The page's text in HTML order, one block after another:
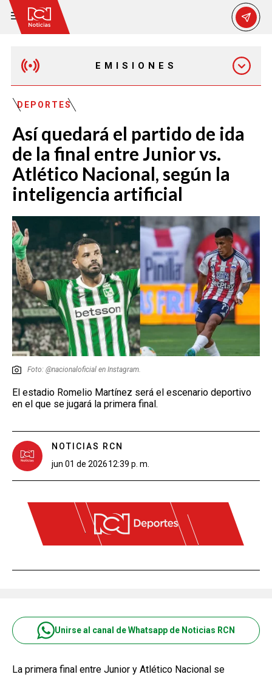
EMISIONES
EMISIÓN 12:30 PM
EMISIÓN 7:00 PM
EMISIÓN 11:30 PM
DEPORTES
Así quedará el partido de ida
de la final entre Junior vs.
Atlético Nacional, según la
inteligencia artificial
Foto: @nacionaloficial en Instagram.
El estadio Romelio Martínez será el escenario deportivo
en el que se jugará la primera final.
NOTICIAS RCN
jun 01 de 202612:39 p. m.
Unirse al canal de Whatsapp de Noticias RCN
La primera final entre Junior y Atlético Nacional se